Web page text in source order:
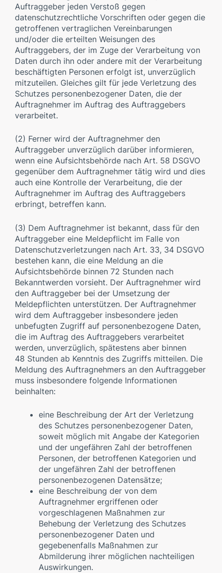
Auftraggeber jeden Verstoß gegen
datenschutzrechtliche Vorschriften oder gegen die
getroffenen vertraglichen Vereinbarungen
und/oder die erteilten Weisungen des
Auftraggebers, der im Zuge der Verarbeitung von
Daten durch ihn oder andere mit der Verarbeitung
beschäftigten Personen erfolgt ist, unverzüglich
mitzuteilen. Gleiches gilt für jede Verletzung des
Schutzes personenbezogener Daten, die der
Auftragnehmer im Auftrag des Auftraggebers
verarbeitet.
(2) Ferner wird der Auftragnehmer den
Auftraggeber unverzüglich darüber informieren,
wenn eine Aufsichtsbehörde nach Art. 58 DSGVO
gegenüber dem Auftragnehmer tätig wird und dies
auch eine Kontrolle der Verarbeitung, die der
Auftragnehmer im Auftrag des Auftraggebers
erbringt, betreffen kann.
(3) Dem Auftragnehmer ist bekannt, dass für den
Auftraggeber eine Meldepflicht im Falle von
Datenschutzverletzungen nach Art. 33, 34 DSGVO
bestehen kann, die eine Meldung an die
Aufsichtsbehörde binnen 72 Stunden nach
Bekanntwerden vorsieht. Der Auftragnehmer wird
den Auftraggeber bei der Umsetzung der
Meldepflichten unterstützen. Der Auftragnehmer
wird dem Auftraggeber insbesondere jeden
unbefugten Zugriff auf personenbezogene Daten,
die im Auftrag des Auftraggebers verarbeitet
werden, unverzüglich, spätestens aber binnen
48 Stunden ab Kenntnis des Zugriffs mitteilen. Die
Meldung des Auftragnehmers an den Auftraggeber
muss insbesondere folgende Informationen
beinhalten:
eine Beschreibung der Art der Verletzung
des Schutzes personenbezogener Daten,
soweit möglich mit Angabe der Kategorien
und der ungefähren Zahl der betroffenen
Personen, der betroffenen Kategorien und
der ungefähren Zahl der betroffenen
personenbezogenen Datensätze;
eine Beschreibung der von dem
Auftragnehmer ergriffenen oder
vorgeschlagenen Maßnahmen zur
Behebung der Verletzung des Schutzes
personenbezogener Daten und
gegebenenfalls Maßnahmen zur
Abmilderung ihrer möglichen nachteiligen
Auswirkungen.